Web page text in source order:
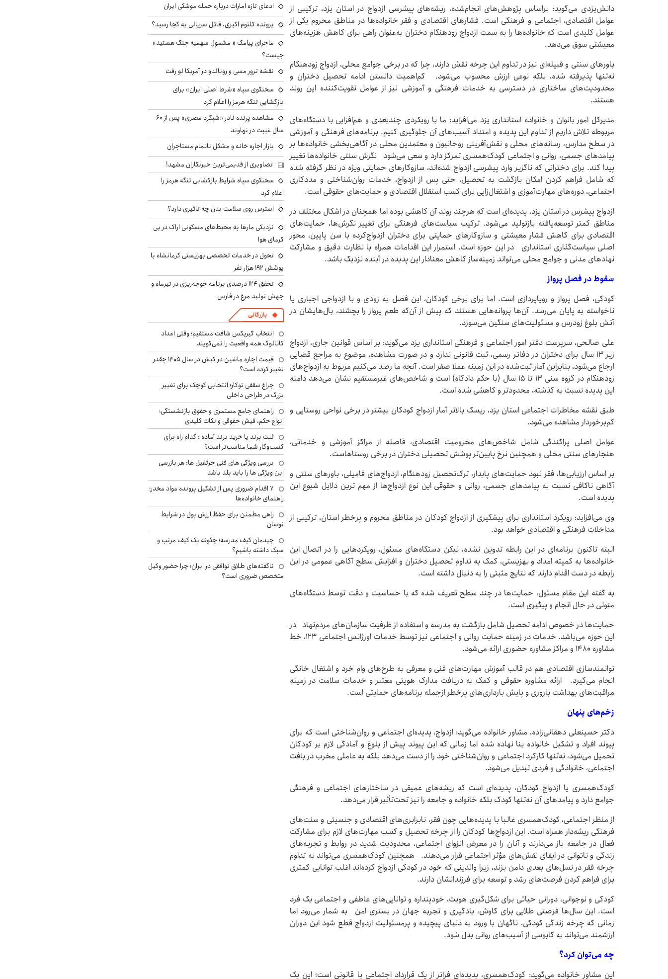
دانش‌یزدی می‌گوید: براساس پژوهش‌های انجام‌شده، ریشه‌های پیشرسی ازدواج در استان یزد، ترکیبی از
عوامل اقتصادی، اجتماعی و فرهنگی است‌. فشارهای اقتصادی و فقر خانواده‌ها در مناطق محروم یکی از
عوامل کلیدی است که خانواده‌ها را به سمت ازدواج زودهنگام دختران به‌عنوان راهی برای کاهش هزینه‌های
معیشتی سوق می‌دهد.
باورهای سنتی و قبیله‌ای نیز در تداوم این چرخه نقش دارند، چرا که در برخی جوامع محلی، ازدواج زودهنگام
نه‌تنها پذیرفته شده، بلکه نوعی ارزش محسوب می‌شود. کم‌اهمیت دانستن ادامه تحصیل دختران و
محدودیت‌های ساختاری در دسترسی به خدمات فرهنگی و آموزشی نیز از عوامل تقویت‌کننده این روند
هستند.
مدیرکل امور بانوان و خانواده استانداری یزد می‌افزاید: ما با رویکردی چندبعدی و هم‌افزایی با دستگاه‌های
مربوطه تلاش داریم از تداوم این پدیده و امتداد آسیب‌های آن جلوگیری کنیم‌. برنامه‌های فرهنگی و آموزشی
در سطح مدارس، رسانه‌های محلی و نقش‌آفرینی روحانیون و معتمدین محلی در آگاهی‌بخشی خانواده‌ها بر
پیامدهای جسمی، روانی و اجتماعی کودک‌همسری تمرکز دارد و سعی می‌شود نگرش سنتی خانواده‌ها تغییر
پیدا کند. برای دخترانی که ناگزیر وارد پیشرسی ازدواج شده‌اند، سازوکارهای حمایتی ویژه در نظر گرفته شده
که شامل فراهم کردن امکان بازگشت به تحصیل، حتی پس از ازدواج، خدمات روان‌شناختی و مددکاری
اجتماعی، دوره‌های مهارت‌آموزی و اشتغال‌زایی برای کسب استقلال اقتصادی و حمایت‌های حقوقی است.
ازدواج پیشرس در استان یزد، پدیده‌ای است که هرچند روند آن کاهشی بوده اما همچنان در اشکال مختلف در
مناطق کمتر توسعه‌یافته بازتولید می‌شود. ترکیب سیاست‌های فرهنگی برای تغییر نگرش‌ها، حمایت‌های
اقتصادی برای کاهش فشار معیشتی و سازوکارهای حمایتی برای دختران ازدواج‌کرده با سن پایین، محور
اصلی سیاست‌گذاری استانداری در این حوزه است. استمرار این اقدامات همراه با نظارت دقیق و مشارکت
نهادهای مدنی و جوامع محلی می‌تواند زمینه‌ساز کاهش معنادار این پدیده در آینده نزدیک باشد.
سقوط در فصل پرواز
کودکی، فصل پرواز و رویاپردازی است. اما برای برخی کودکان، این فصل به زودی و با ازدواجی اجباری یا
ناخواسته به پایان می‌رسد. آن‌ها پروانه‌هایی هستند که پیش از آن‌که طعم پرواز را بچشند، بال‌هایشان در
آتش بلوغ زودرس و مسئولیت‌های سنگین می‌سوزد.
علی صالحی، سرپرست دفتر امور اجتماعی و فرهنگی استانداری یزد می‌گوید: بر اساس قوانین جاری، ازدواج
زیر ۱۳ سال برای دختران در دفاتر رسمی، ثبت قانونی ندارد و در صورت مشاهده، موضوع به مراجع قضایی
ارجاع می‌شود، بنابراین آمار ثبت‌شده در این زمینه عملا صفر است. آنچه ما رصد می‌کنیم مربوط به ازدواج‌های
زودهنگام در گروه سنی ۱۳ تا ۱۵ سال (با حکم دادگاه) است و شاخص‌های غیرمستقیم نشان می‌دهد دامنه
این پدیده نسبت به گذشته، محدودتر و کاهشی شده است.
طبق نقشه مخاطرات اجتماعی استان یزد، ریسک بالاتر آمار ازدواج کودکان بیشتر در برخی نواحی روستایی و
کم‌برخوردار مشاهده می‌شود.
عوامل اصلی پراکندگی شامل شاخص‌های محرومیت اقتصادی، فاصله از مراکز آموزشی و خدماتی،
هنجارهای سنتی محلی و همچنین نرخ پایین‌تر پوشش تحصیلی دختران در برخی روستاهاست.
بر اساس ارزیابی‌ها، فقر نبود حمایت‌های پایدار، ترک‌تحصیل زودهنگام، ازدواج‌های فامیلی، باورهای سنتی و
آگاهی ناکافی نسبت به پیامدهای جسمی، روانی و حقوقی این نوع ازدواج‌ها از مهم ترین دلایل شیوع این
پدیده است.
وی می‌افزاید: رویکرد استانداری برای پیشگیری از ازدواج کودکان در مناطق محروم و پرخطر استان، ترکیبی از
مداخلات فرهنگی و اقتصادی خواهد بود.
البته تاکنون برنامه‌ای در این رابطه تدوین نشده، لیکن دستگاه‌های مسئول، رویکردهایی را در اتصال این
خانواده‌ها به کمیته امداد و بهزیستی، کمک به تداوم تحصیل دختران و افزایش سطح آگاهی عمومی در این
رابطه در دست اقدام دارند که نتایج مثبتی را به دنبال داشته است.
به گفته این مقام مسئول، حمایت‌ها در چند سطح تعریف شده که با حساسیت و دقت توسط دستگاه‌های
متولی در حال انجام و پیگیری است.
حمایت‌ها در خصوص ادامه تحصیل شامل بازگشت به مدرسه و استفاده از ظرفیت سازمان‌های مردم‌نهاد در
این حوزه می‌باشد. خدمات در زمینه حمایت روانی و اجتماعی نیز توسط خدمات اورژانس اجتماعی ۱۲۳، خط
مشاوره ۱۴۸۰ و مراکز مشاوره حضوری ارائه می‌شود.
توانمندسازی اقتصادی هم در قالب آموزش مهارت‌های فنی و معرفی به طرح‌های وام خرد و اشتغال خانگی
انجام می‌گیرد. ارائه مشاوره حقوقی و کمک به دریافت مدارک هویتی معتبر و خدمات سلامت در زمینه
مراقبت‌های بهداشت باروری و پایش بارداری‌های پرخطر ازجمله برنامه‌های حمایتی است.
زخم‌های پنهان
دکتر حسینعلی دهقانی‌زاده، مشاور خانواده می‌گوید: ازدواج، پدیده‌ای اجتماعی و روان‌شناختی است که برای
پیوند افراد و تشکیل خانواده بنا نهاده شده اما زمانی که این پیوند پیش از بلوغ و آمادگی لازم بر کودکان
تحمیل می‌شود، نه‌تنها کارکرد اجتماعی و روان‌شناختی خود را از دست می‌دهد بلکه به عاملی مخرب در بافت
اجتماعی، خانوادگی و فردی تبدیل می‌شود.
کودک‌همسری یا ازدواج کودکان، پدیده‌ای است که ریشه‌های عمیقی در ساختارهای اجتماعی و فرهنگی
جوامع دارد و پیامدهای آن نه‌تنها کودک بلکه خانواده و جامعه را نیز تحت‌تأثیر قرار می‌دهد.
از منظر اجتماعی، کودک‌همسری غالبا با پدیده‌هایی چون فقر، نابرابری‌های اقتصادی و جنسیتی و سنت‌های
فرهنگی ریشه‌دار همراه است. این ازدواج‌ها کودکان را از چرخه تحصیل و کسب مهارت‌های لازم برای مشارکت
فعال در جامعه باز می‌دارند و آنان را در معرض انزوای اجتماعی، محدودیت شدید در روابط و تجربه‌های
زندگی و ناتوانی در ایفای نقش‌های مؤثر اجتماعی قرار می‌دهند. همچنین کودک‌همسری می‌تواند به تداوم
چرخه فقر در نسل‌های بعدی دامن بزند، زیرا والدینی که خود در کودکی ازدواج کرده‌اند اغلب توانایی کمتری
برای فراهم کردن فرصت‌های رشد و توسعه برای فرزندانشان دارند.
کودکی و نوجوانی، دورانی حیاتی برای شکل‌گیری هویت، خودپنداره و توانایی‌های عاطفی و اجتماعی یک فرد
است. این سال‌ها فرصتی طلایی برای کاوش، یادگیری و تجربه جهان در بستری امن به شمار می‌رود اما
زمانی که چرخه زندگی کودکی، ناگهان با ورود به دنیای پیچیده و پرمسئولیت ازدواج قطع ‌شود این دوران
ارزشمند می‌تواند به کابوسی از آسیب‌های روانی بدل شود.
چه می‌توان کرد؟
این مشاور خانواده می‌گوید: کودک‌همسری، پدیده‌ای فراتر از یک قرارداد اجتماعی یا قانونی است؛ این یک
ادعای تازه امارات درباره حمله موشکی ایران
پرونده کلثوم اکبری، قاتل سریالی به کجا رسید؟
ماجرای پیامک « مشمول سهمیه جنگ هستید»
چیست؟
نقشه ترور مسی و رونالدو در آمریکا لو رفت
سخنگوی سپاه «شرط اصلی ایران» برای
بازگشایی تنگه هرمز را اعلام کرد
مشاهده پرنده نادر «شبگرد مصری» پس از ۶۰
سال غیبت در نهاوند
بازار اجاره خانه و مشکل ناتمام مستاجران
تصاویری از قدیمی‌ترین خبرنگاران مشهد!
سخنگوی سپاه شرایط بازگشایی تنگه هرمز را
اعلام کرد
استرس روی سلامت بدن چه تاثیری دارد؟
نزدیکی مارها به محیط‌های مسکونی اراک در پی
گرمای هوا
تحول در خدمات تخصصی بهزیستی کرمانشاه با
پوشش ۱۹۲ هزار نفر
تحقق ۱۲۴ درصدی برنامه جوجه‌ریزی در تیرماه و
جهش تولید مرغ در فارس
بازرگانی
انتخاب گیربکس شافت مستقیم؛ وقتی اعداد
کاتالوگ همه واقعیت را نمی‌گویند
قیمت اجاره ماشین در کیش در سال ۱۴۰۵ چقدر
تغییر کرده است؟
چراغ سقفی توکار؛ انتخابی کوچک برای تغییر
بزرگ در طراحی داخلی
راهنمای جامع مستمری و حقوق بازنشستگی؛
انواع حکم، فیش حقوقی و نکات کلیدی
ثبت برند یا خرید برند آماده : کدام راه برای
کسب‌وکار شما مناسب‌تر است؟
بررسی ویژگی های فنی جرثقیل ها: هر بازرسی
این ویژگی ها را باید بلد باشد
۷ اقدام ضروری پس از تشکیل پرونده مواد مخدر؛
راهنمای خانواده‌ها
راهی مطمئن برای حفظ ارزش پول در شرایط
نوسان
چیدمان کیف مدرسه؛ چگونه یک کیف مرتب و
سبک داشته باشیم؟
ناگفته‌های طلاق توافقی در ایران؛ چرا حضور وکیل
متخصص ضروری است؟